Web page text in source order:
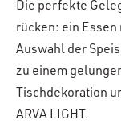
Die perfekte
rücken: ein Essen
Auswahl der
zu einem
Tischdekoration
ARVA LIGHT.